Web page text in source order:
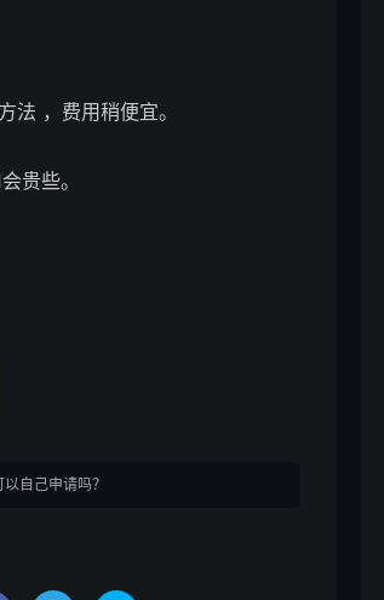
法 ，费用稍便宜。
贵些。
自己申请吗？